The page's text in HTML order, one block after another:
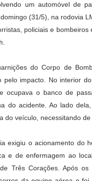
um automóvel de
(31/5), na rodovia
policiais e
do Corpo de
pelo impacto. No interior
ocupava o banco de
do acidente. Ao lado
do veículo, necessitando
exigiu o acionamento do
e de enfermagem ao
Três Corações. Após